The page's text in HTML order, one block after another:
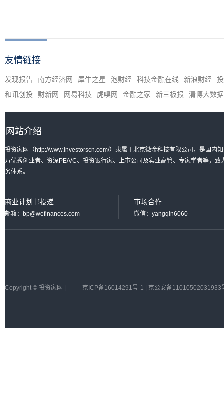
友情链接
发现报告 南方经济网 犀牛之星 泡财经 科技金融在线 新浪财经
和讯创投
财新网 网易科技 虎嗅网 金融之家 新三板报 清博大数据
网站介绍
投资家网（http://www.investorscn.com/）隶属于北京微金科技有限公司，是国内
万优秀创业者、资深PE/VC、投资银行家、上市公司及实业高管、专家学者等，
务体系。
商业计划书投递
邮箱：bp@wefinances.com
市场合作
微信：yangqin6060
Copyright © 投资家网 | 京ICP备16014291号-1 | 京公安备11010502031933